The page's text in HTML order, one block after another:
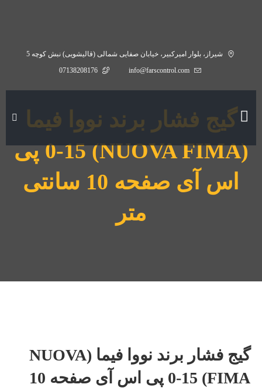
شیراز، بلوار امیرکبیر، خیابان صفایی شمالی (قالیشویی) نبش کوچه 5
info@farscontrol.com
07138208176
گیج فشار برند نووا فیما
(NUOVA FIMA) 0-15 پی
اس آی صفحه 10 سانتی
متر
گیج فشار برند نووا فیما (NUOVA
FIMA) 0-15 پی اس آی صفحه 10